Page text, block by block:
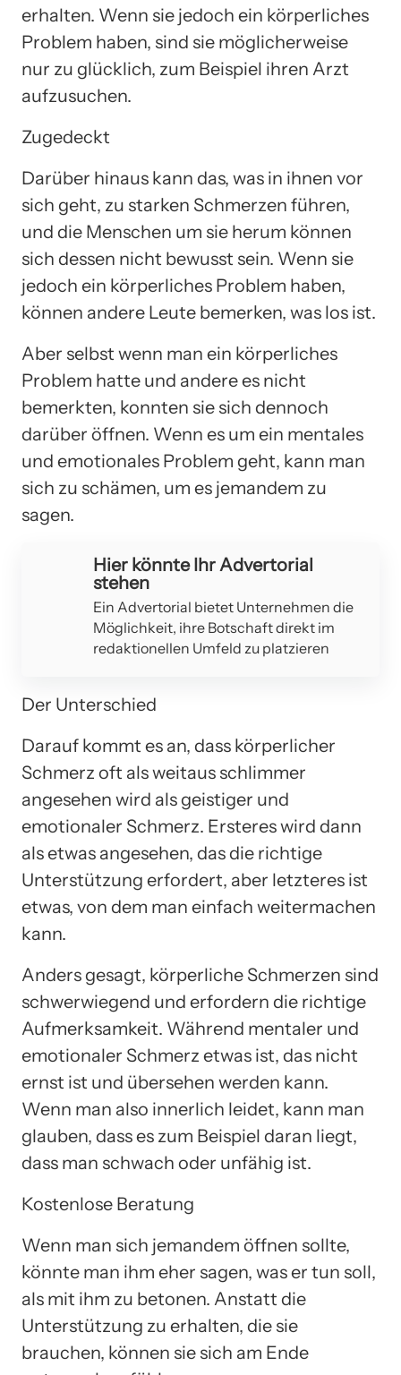
erhalten. Wenn sie jedoch ein körperliches
Problem haben, sind sie möglicherweise
nur zu glücklich, zum Beispiel ihren Arzt
aufzusuchen.
Zugedeckt
Darüber hinaus kann das, was in ihnen vor
sich geht, zu starken Schmerzen führen,
und die Menschen um sie herum können
sich dessen nicht bewusst sein. Wenn sie
jedoch ein körperliches Problem haben,
können andere Leute bemerken, was los ist.
Aber selbst wenn man ein körperliches
Problem hatte und andere es nicht
bemerkten, konnten sie sich dennoch
darüber öffnen. Wenn es um ein mentales
und emotionales Problem geht, kann man
sich zu schämen, um es jemandem zu
sagen.
Hier könnte Ihr Advertorial
stehen
Ein Advertorial bietet Unternehmen die
Möglichkeit, ihre Botschaft direkt im
redaktionellen Umfeld zu platzieren
Der Unterschied
Darauf kommt es an, dass körperlicher
Schmerz oft als weitaus schlimmer
angesehen wird als geistiger und
emotionaler Schmerz. Ersteres wird dann
als etwas angesehen, das die richtige
Unterstützung erfordert, aber letzteres ist
etwas, von dem man einfach weitermachen
kann.
Anders gesagt, körperliche Schmerzen sind
schwerwiegend und erfordern die richtige
Aufmerksamkeit. Während mentaler und
emotionaler Schmerz etwas ist, das nicht
ernst ist und übersehen werden kann.
Wenn man also innerlich leidet, kann man
glauben, dass es zum Beispiel daran liegt,
dass man schwach oder unfähig ist.
Kostenlose Beratung
Wenn man sich jemandem öffnen sollte,
könnte man ihm eher sagen, was er tun soll,
als mit ihm zu betonen. Anstatt die
Unterstützung zu erhalten, die sie
brauchen, können sie sich am Ende